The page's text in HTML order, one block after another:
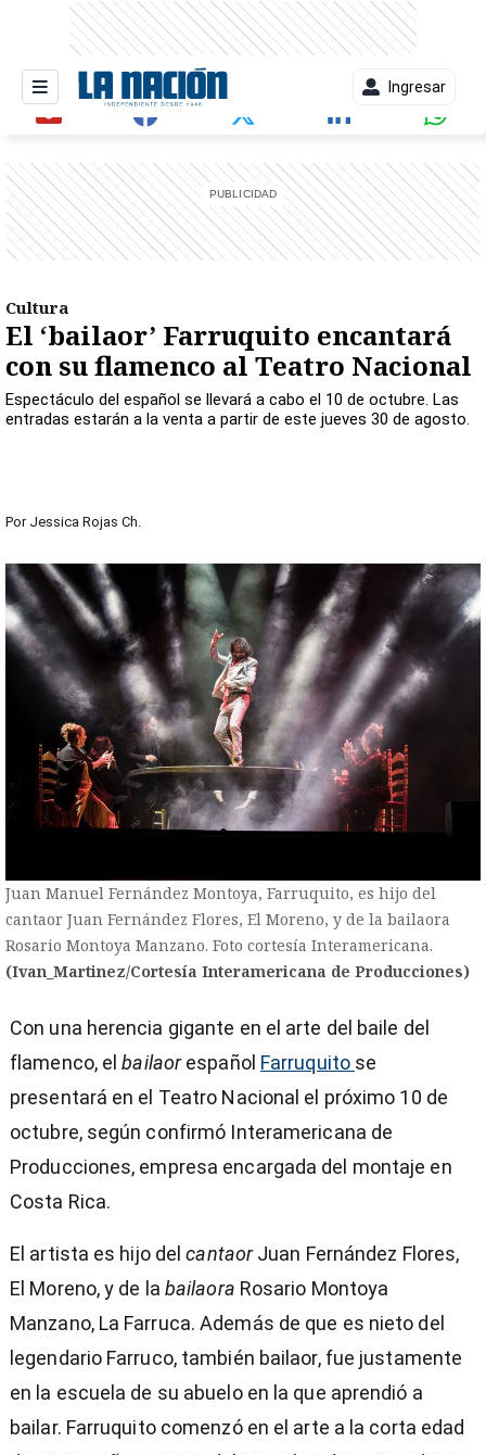
Ingresar
Cultura
El ‘bailaor’ Farruquito encantará
con su flamenco al Teatro Nacional
Espectáculo del español se llevará a cabo el 10 de octubre. Las
entradas estarán a la venta a partir de este jueves 30 de agosto.
Por Jessica Rojas Ch.
Juan Manuel Fernández Montoya, Farruquito, es hijo del
cantaor Juan Fernández Flores, El Moreno, y de la bailaora
Rosario Montoya Manzano. Foto cortesía Interamericana.
(Ivan_Martinez/Cortesía Interamericana de Producciones)
Con una herencia gigante en el arte del baile del
flamenco, elbailaorespañol Farruquito se
presentará en el Teatro Nacional el próximo 10 de
octubre, según confirmó Interamericana de
Producciones, empresa encargada del montaje en
Costa Rica.
El artista es hijo delcantaorJuan Fernández Flores,
El Moreno, y de la bailaora Rosario Montoya
Manzano, La Farruca. Además de que es nieto del
legendario Farruco, también bailaor, fue justamente
en la escuela de su abuelo en la que aprendió a
bailar. Farruquito comenzó en el arte a la corta edad